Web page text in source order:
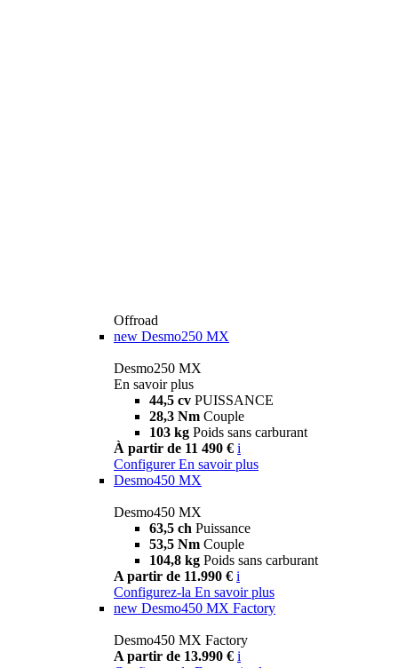
Offroad
new Desmo250 MX
Desmo250 MX
En savoir plus
44,5 cv PUISSANCE
28,3 Nm Couple
103 kg Poids sans carburant
À partir de 11 490 € i
Configurer En savoir plus
Desmo450 MX
Desmo450 MX
63,5 ch Puissance
53,5 Nm Couple
104,8 kg Poids sans carburant
A partir de 11.990 € i
Configurez-la En savoir plus
new Desmo450 MX Factory
Desmo450 MX Factory
A partir de 13.990 € i